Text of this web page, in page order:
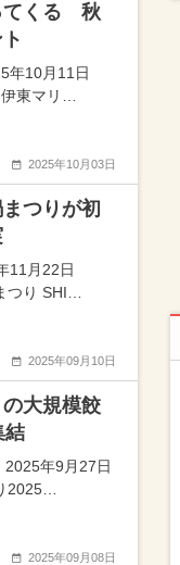
てくる 秋
年10月11日
東マリ…
2025年10月03日
つりが初
11月22日
つり SHI…
2025年09月10日
大規模餃
結
2025年9月27日
2025…
2025年09月08日